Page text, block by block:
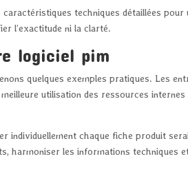
techniques détaillées pour
l’exactitude ni la clarté.
logiciel pim
quelques exemples pratiques. Les
meilleure utilisation des ressources internes
individuellement chaque fiche produit
harmoniser les informations techniques